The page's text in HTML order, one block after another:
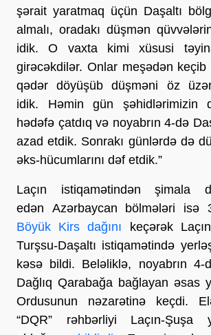
şərait yaratmaq üçün Daşaltı
almalı, oradakı düşmən
idik. O vaxta kimi xüsusi
girəcəkdilər. Onlar meşədən
qədər döyüşüb düşməni öz
idik. Həmin gün şəhidlərimizin
hədəfə çatdıq və noyabrın 4-də
azad etdik. Sonrakı günlərdə də
əks-hücumlarını dəf etdik.”
Laçın istiqamətindən şimala
edən Azərbaycan bölmələri isə
Böyük Kirs dağını keçərək
Turşsu-Daşaltı istiqamətində
kəsə bildi. Beləliklə, noyabrın 4-
Dağlıq Qarabağa bağlayan əsas
Ordusunun nəzarətinə keçdi.
“DQR” rəhbərliyi Laçın-Şuşa